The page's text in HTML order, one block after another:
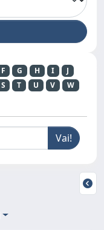
F G H I
J
S T U V
W